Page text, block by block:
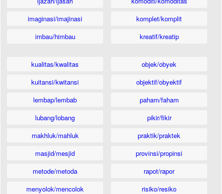
imaginasi/imajinasi
imbau/himbau
komplet/komplit
kreatif/kreatip
kualitas/kwalitas
kuitansi/kwitansi
lembap/lembab
lubang/lobang
makhluk/mahluk
masjid/mesjid
metode/metoda
menyolok/mencolok
objek/obyek
objektif/obyektif
paham/faham
pikir/fikir
praktik/praktek
provinsi/propinsi
rapot/rapor
risiko/resiko